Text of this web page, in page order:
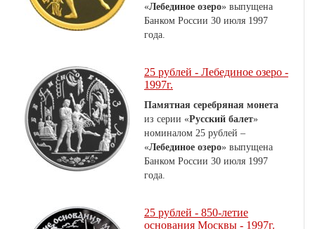
«Лебединое озеро» выпущена
Банком России 30 июля 1997
года.
25 рублей - Лебединое озеро -
1997г.
Памятная серебряная монета
из серии «Русский балет»
номиналом 25 рублей –
«Лебединое озеро» выпущена
Банком России 30 июля 1997
года.
25 рублей - 850-летие
основания Москвы - 1997г.